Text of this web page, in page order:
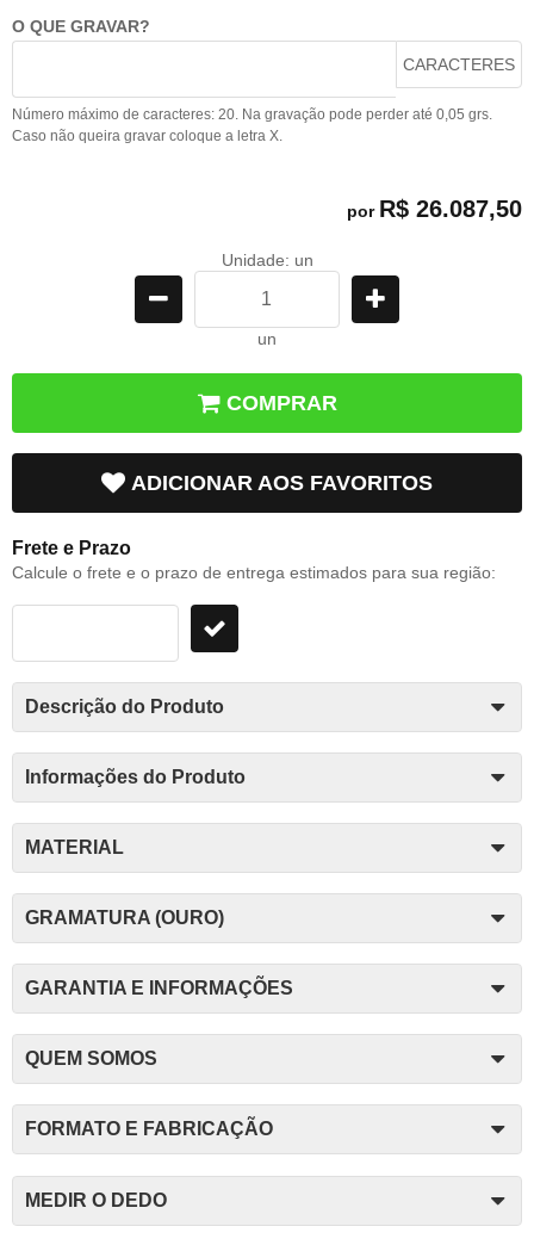
O QUE GRAVAR?
CARACTERES
Número máximo de caracteres: 20. Na gravação pode perder até 0,05 grs.
Caso não queira gravar coloque a letra X.
por R$ 26.087,50
Unidade: un
un
COMPRAR
ADICIONAR AOS FAVORITOS
Frete e Prazo
Calcule o frete e o prazo de entrega estimados para sua região:
Descrição do Produto
Informações do Produto
MATERIAL
GRAMATURA (OURO)
GARANTIA E INFORMAÇÕES
QUEM SOMOS
FORMATO E FABRICAÇÃO
MEDIR O DEDO